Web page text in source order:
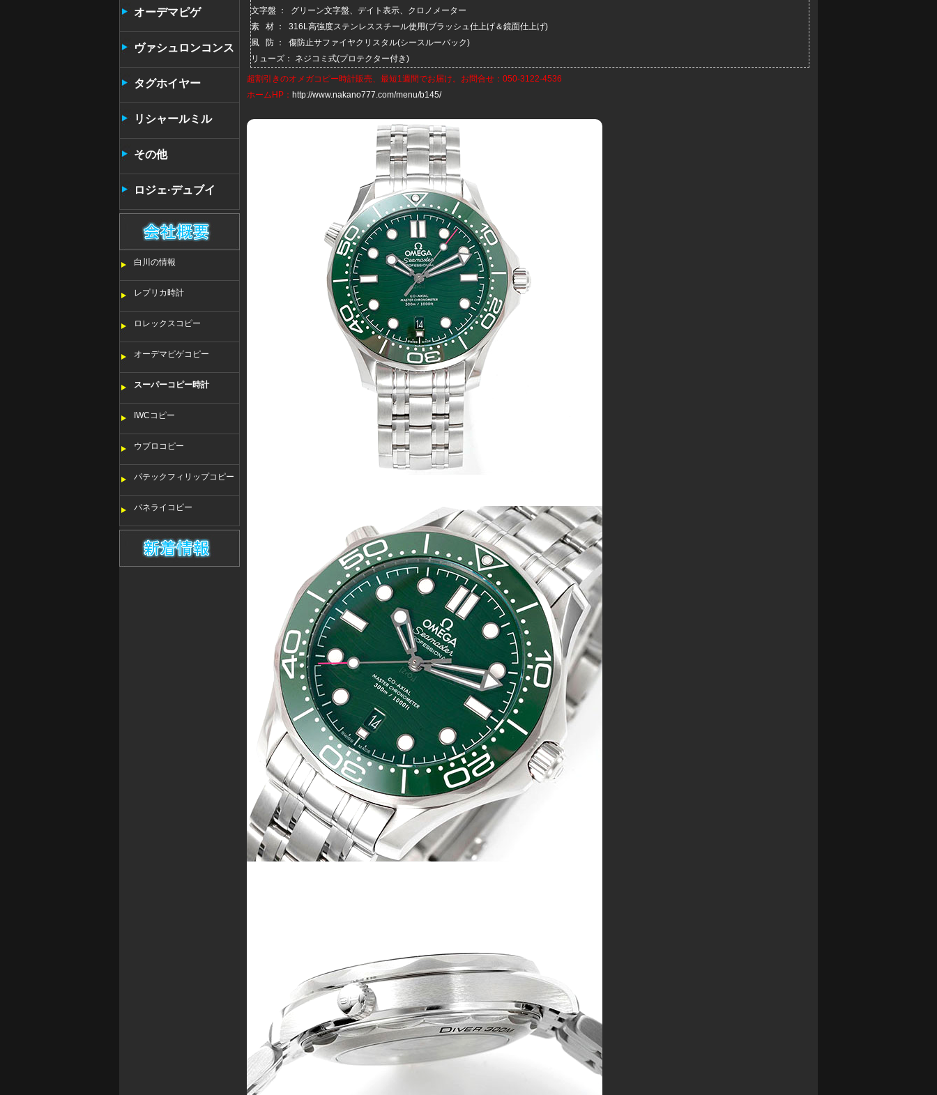
オーデマピゲ
ヴァシュロンコンス
タンタン
タグホイヤー
リシャールミル
その他
ロジェ·デュブイ
白川の情報
レプリカ時計
ロレックスコピー
オーデマピゲコピー
スーパーコピー時計
IWCコピー
ウブロコピー
パテックフィリップコピー
パネライコピー
文字盤 ： グリーン文字盤、デイト表示、クロノメーター
素 材 ： 316L高強度ステンレススチール使用(ブラッシュ仕上げ＆鏡面仕上げ)
風 防 ： 傷防止サファイヤクリスタル(シースルーバック)
リューズ： ネジコミ式(プロテクター付き)
超割引きのオメガコピー時計販売、最短1週間でお届け。お問合せ：050-3122-4536
ホームHP： http://www.nakano777.com/menu/b145/